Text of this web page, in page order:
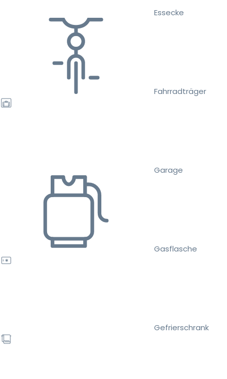
Essecke
Fahrradträger
Garage
Gasflasche
Gefrierschrank